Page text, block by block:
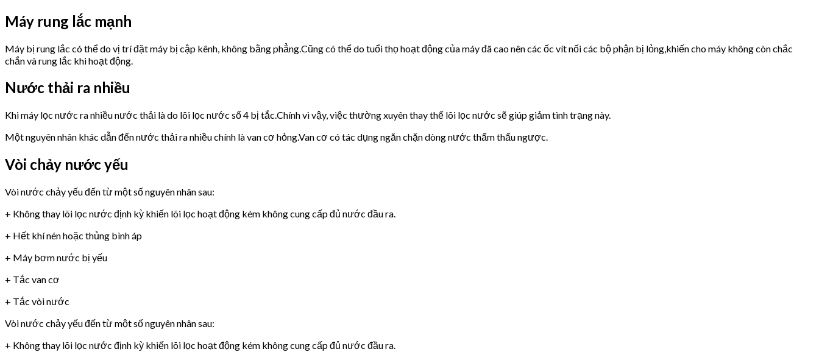
Máy rung lắc mạnh
Máy bị rung lắc có thể do vị trí đặt máy bị cập kênh, không bằng phẳng.Cũng có thể do tuổi thọ hoạt động của máy đã cao nên các ốc vít nối các bộ phận bị lỏng,khiến cho máy không còn chắc
chắn và rung lắc khi hoạt động.
Nước thải ra nhiều
Khi máy lọc nước ra nhiều nước thải là do lõi lọc nước số 4 bị tắc.Chính vì vậy, việc thường xuyên thay thế lõi lọc nước sẽ giúp giảm tình trạng này.
Một nguyên nhân khác dẫn đến nước thải ra nhiều chính là van cơ hỏng.Van cơ có tác dụng ngăn chặn dòng nước thẩm thấu ngược.
Vòi chảy nước yếu
Vòi nước chảy yếu đến từ một số nguyên nhân sau:
+ Không thay lõi lọc nước định kỳ khiến lõi lọc hoạt động kém không cung cấp đủ nước đầu ra.
+ Hết khí nén hoặc thủng bình áp
+ Máy bơm nước bị yếu
+ Tắc van cơ
+ Tắc vòi nước
Vòi nước chảy yếu đến từ một số nguyên nhân sau:
+ Không thay lõi lọc nước định kỳ khiến lõi lọc hoạt động kém không cung cấp đủ nước đầu ra.